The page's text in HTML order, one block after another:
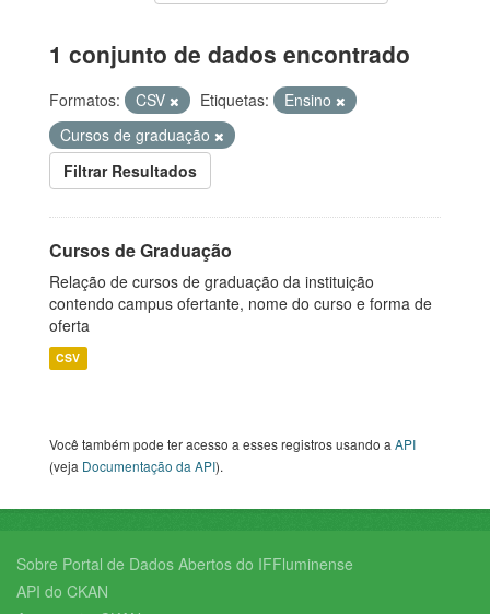
1 conjunto de dados encontrado
Formatos: CSV Etiquetas:
Ensino
Cursos de graduação
Filtrar Resultados
Cursos de Graduação
Relação de cursos de graduação da instituição
contendo campus ofertante, nome do curso e forma de
oferta
CSV
Você também pode ter acesso a esses registros usando aAPI
(veja Documentação da API).
Sobre Portal de Dados Abertos do IFFluminense
API do CKAN